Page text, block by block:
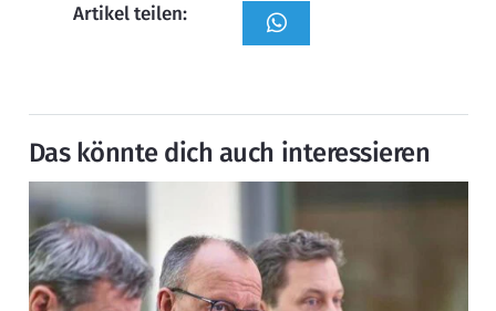
Artikel teilen:
Das könnte dich auch interessieren